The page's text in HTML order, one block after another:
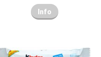
Info